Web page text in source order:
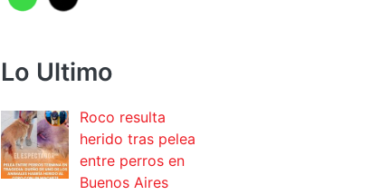
Lo Ultimo
Roco resulta
herido tras pelea
entre perros en
Buenos Aires